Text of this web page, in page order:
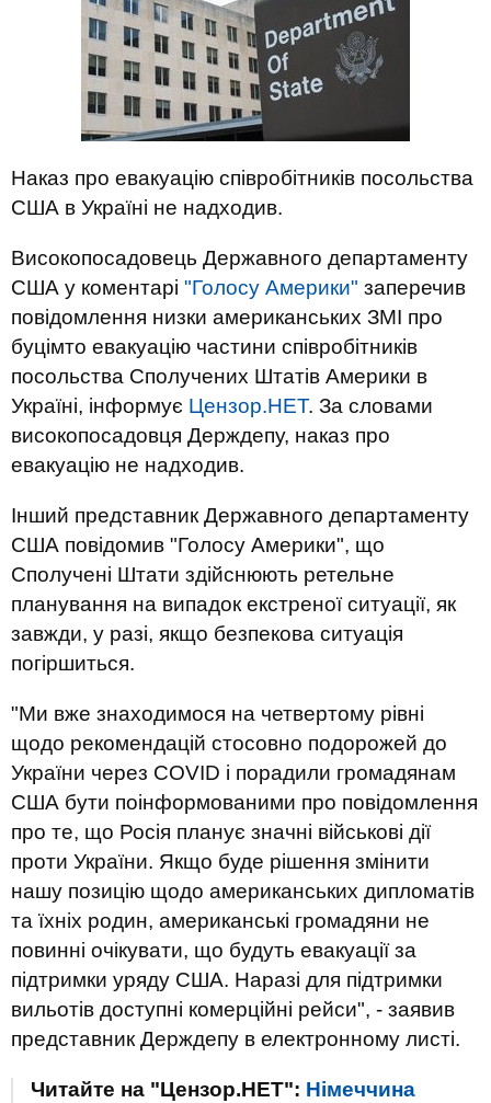
Наказ про евакуацію співробітників посольства
США в Україні не надходив.
Високопосадовець Державного департаменту
США у коментарі "Голосу Америки" заперечив
повідомлення низки американських ЗМІ про
буцімто евакуацію частини співробітників
посольства Сполучених Штатів Америки в
Україні, інформує Цензор.НЕТ. За словами
високопосадовця Держдепу, наказ про
евакуацію не надходив.
Інший представник Державного департаменту
США повідомив "Голосу Америки", що
Сполучені Штати здійснюють ретельне
планування на випадок екстреної ситуації, як
завжди, у разі, якщо безпекова ситуація
погіршиться.
"Ми вже знаходимося на четвертому рівні
щодо рекомендацій стосовно подорожей до
України через COVID і порадили громадянам
США бути поінформованими про повідомлення
про те, що Росія планує значні військові дії
проти України. Якщо буде рішення змінити
нашу позицію щодо американських дипломатів
та їхніх родин, американські громадяни не
повинні очікувати, що будуть евакуації за
підтримки уряду США. Наразі для підтримки
вильотів доступні комерційні рейси", - заявив
представник Держдепу в електронному листі.
Читайте на "Цензор.НЕТ": Німеччина